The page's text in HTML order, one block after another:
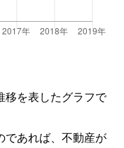
移を表したグラフで
であれば、不動産が